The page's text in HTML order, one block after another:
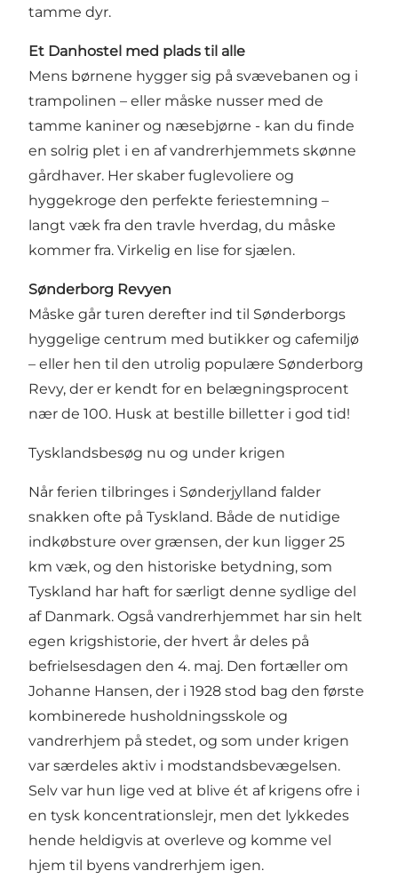
tamme dyr.
Et Danhostel med plads til alle
Mens børnene hygger sig på svævebanen og i
trampolinen – eller måske nusser med de
tamme kaniner og næsebjørne - kan du finde
en solrig plet i en af vandrerhjemmets skønne
gårdhaver. Her skaber fuglevoliere og
hyggekroge den perfekte feriestemning –
langt væk fra den travle hverdag, du måske
kommer fra. Virkelig en lise for sjælen.
Sønderborg Revyen
Måske går turen derefter ind til Sønderborgs
hyggelige centrum med butikker og cafemiljø
– eller hen til den utrolig populære Sønderborg
Revy, der er kendt for en belægningsprocent
nær de 100. Husk at bestille billetter i god tid!
Tysklandsbesøg nu og under krigen
Når ferien tilbringes i Sønderjylland falder
snakken ofte på Tyskland. Både de nutidige
indkøbsture over grænsen, der kun ligger 25
km væk, og den historiske betydning, som
Tyskland har haft for særligt denne sydlige del
af Danmark. Også vandrerhjemmet har sin helt
egen krigshistorie, der hvert år deles på
befrielsesdagen den 4. maj. Den fortæller om
Johanne Hansen, der i 1928 stod bag den første
kombinerede husholdningsskole og
vandrerhjem på stedet, og som under krigen
var særdeles aktiv i modstandsbevægelsen.
Selv var hun lige ved at blive ét af krigens ofre i
en tysk koncentrationslejr, men det lykkedes
hende heldigvis at overleve og komme vel
hjem til byens vandrerhjem igen.